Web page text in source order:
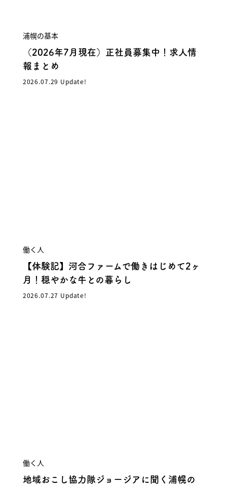
浦幌の基本
（2026年7月現在）正社員募集中！求人情
報まとめ
2026.07.29 Update!
働く人
【体験記】河合ファームで働きはじめて2ヶ
月！穏やかな牛との暮らし
2026.07.27 Update!
働く人
地域おこし協力隊ジョージアに聞く浦幌の